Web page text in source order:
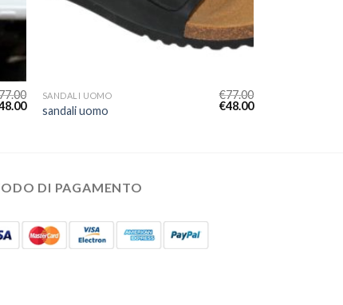
SANDALI UOMO
sandali uomo
€77.00
€48.00
DI PAGAMENTO